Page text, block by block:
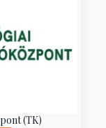
(TK)